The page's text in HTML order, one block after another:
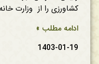
کشاورزی را از وزارت
ادامه مطلب »
1403-01-19